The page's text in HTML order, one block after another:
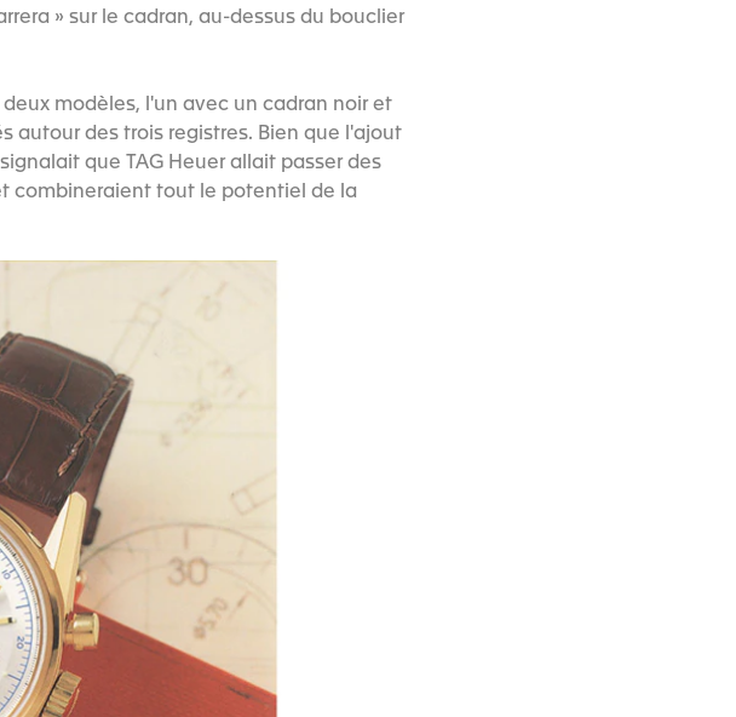
» sur le cadran, au-dessus du bouclier
modèles, l'un avec un cadran noir et
autour des trois registres. Bien que l'ajout
que TAG Heuer allait passer des
combineraient tout le potentiel de la